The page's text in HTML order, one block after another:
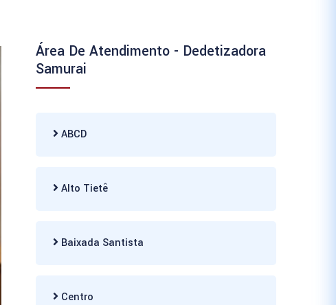
Área De Atendimento - Dedetizadora
Samurai
ABCD
Alto Tietê
Baixada Santista
Centro